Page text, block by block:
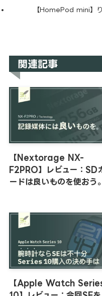
【HomePod mini】
関連記事
【Nextorage NX-
F2PRO】レビュー：SD
ードは良いものを使おう。
【Apple Watch